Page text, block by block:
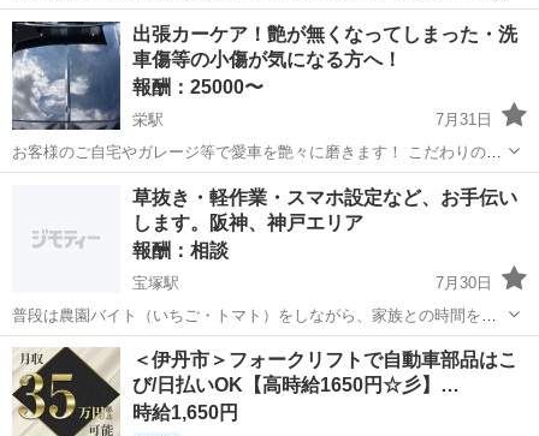
荒地、車庫などの解体、何なりとご相談ください
兵庫 豊岡市 豊岡駅 手伝いたい/助けたい 重機
出張カーケア！艶が無くなってしまった・洗
車傷等の小傷が気になる方へ！
報酬：25000〜
栄駅
7月31日
お客様のご自宅やガレージ等で愛車を艶々に磨きます！ こだわりのコ
ンパウンドを使い分け、丁寧に磨き上げます！ お車の大きさにより金
額が変わりますので事前にお問い合わせください。 気になるヘッドラ
イトの黄ばみも綺麗になりま...
神戸市 栄駅 手伝いたい/助けたい ポリッシャー
草抜き・軽作業・スマホ設定など、お手伝い
します。阪神、神戸エリア
報酬：相談
宝塚駅
7月30日
普段は農園バイト（いちご・トマト）をしながら、家族との時間を大
切にした生活をしています。 ・草抜きや庭の軽作業 ・スマホやLINE
の設定 ・簡単な力仕事 ・高齢者の方のちょっとしたお手伝い こうい
った“生活の延長でできること...
兵庫 宝塚市 宝塚駅 手伝いたい/助けたい トマト
＜伊丹市＞フォークリフトで自動車部品はこ
び/日払いOK【高時給1650円☆彡】…
時給1,650円